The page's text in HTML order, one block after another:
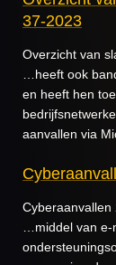
37-2023
Overzicht van
…heeft ook
en heeft hen
aanvallen via
Cyberaanvallen
…middel van